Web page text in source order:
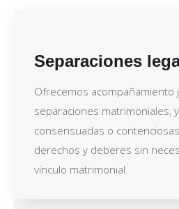
Separaciones
Ofrecemos acompañamiento
separaciones matrimoniales,
consensuadas o
derechos y deberes sin
vínculo matrimonial.